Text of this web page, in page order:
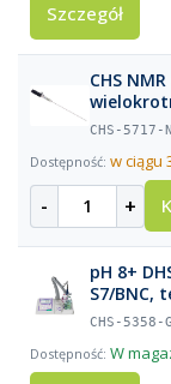
Szczegół
CHS
części 3
CHS-5717-
w ciągu
- +
pH 8+
S7/BNC,
electrode
CHS-5358-
W